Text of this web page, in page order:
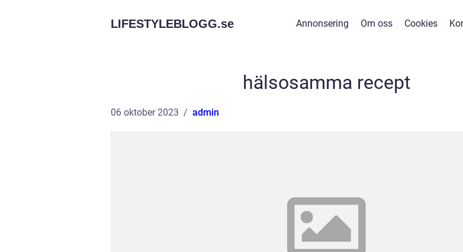
LIFESTYLEBLOGG.se Annonsering Om oss Cookies
hälsosamma recept
06 oktober 2023 admin